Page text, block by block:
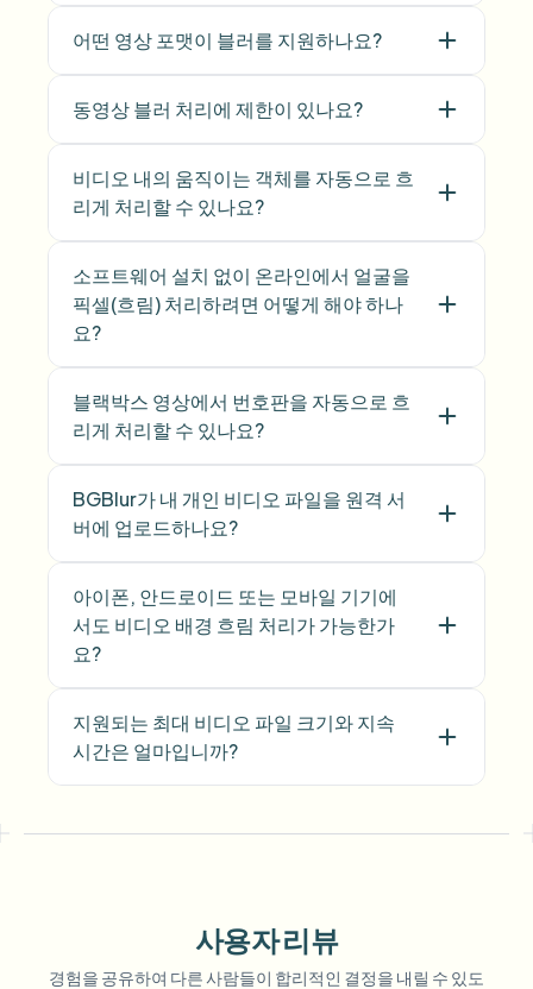
어떤 영상 포맷이 블러를 지원하나요?
동영상 블러 처리에 제한이 있나요?
비디오 내의 움직이는 객체를 자동으로 흐
리게 처리할 수 있나요?
소프트웨어 설치 없이 온라인에서 얼굴을
픽셀(흐림) 처리하려면 어떻게 해야 하나
요?
블랙박스 영상에서 번호판을 자동으로 흐
리게 처리할 수 있나요?
BGBlur가 내 개인 비디오 파일을 원격 서
버에 업로드하나요?
아이폰, 안드로이드 또는 모바일 기기에
서도 비디오 배경 흐림 처리가 가능한가
요?
지원되는 최대 비디오 파일 크기와 지속
시간은 얼마입니까?
사용자 리뷰
경험을 공유하여 다른 사람들이 합리적인 결정을 내릴 수 있도